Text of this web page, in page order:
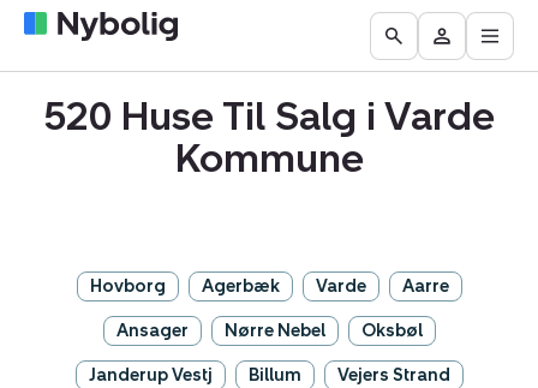
Boliger
til
Find
mægler
Få
vurderet
bolig
Go
to
the
Search
Besøg
Mit
Nybolig
Åbn
520 Huse Til Salg i Varde
Kommune
Hovborg Agerbæk Varde Aarre
Ansager Nørre Nebel Oksbøl
Janderup Vestj Billum Vejers Strand